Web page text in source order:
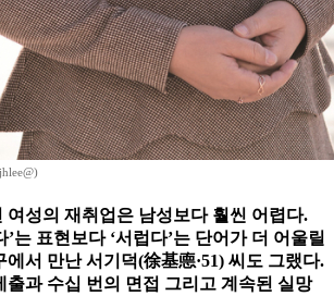
여성의 재취업은 남성보다 훨씬 어렵다.
’는 표현보다 ‘서럽다’는 단어가 더 어울릴
서 만난 서기덕(徐基㥁·51) 씨도 그랬다.
출과 수십 번의 면접 그리고 계속된 실망